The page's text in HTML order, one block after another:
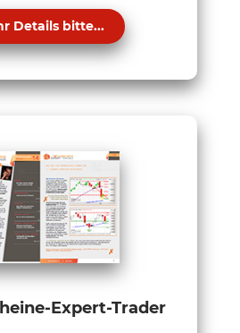
Details bitte...
Expert-Trader